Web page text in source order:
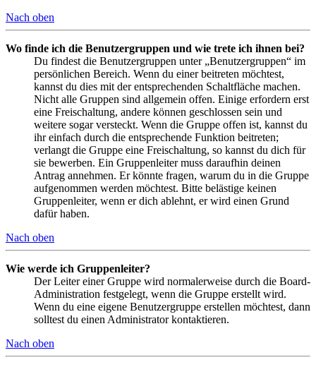
Nach oben
Wo finde ich die Benutzergruppen und wie trete ich ihnen bei?
Du findest die Benutzergruppen unter „Benutzergruppen“ im
persönlichen Bereich. Wenn du einer beitreten möchtest,
kannst du dies mit der entsprechenden Schaltfläche machen.
Nicht alle Gruppen sind allgemein offen. Einige erfordern erst
eine Freischaltung, andere können geschlossen sein und
weitere sogar versteckt. Wenn die Gruppe offen ist, kannst du
ihr einfach durch die entsprechende Funktion beitreten;
verlangt die Gruppe eine Freischaltung, so kannst du dich für
sie bewerben. Ein Gruppenleiter muss daraufhin deinen
Antrag annehmen. Er könnte fragen, warum du in die Gruppe
aufgenommen werden möchtest. Bitte belästige keinen
Gruppenleiter, wenn er dich ablehnt, er wird einen Grund
dafür haben.
Nach oben
Wie werde ich Gruppenleiter?
Der Leiter einer Gruppe wird normalerweise durch die Board-
Administration festgelegt, wenn die Gruppe erstellt wird.
Wenn du eine eigene Benutzergruppe erstellen möchtest, dann
solltest du einen Administrator kontaktieren.
Nach oben